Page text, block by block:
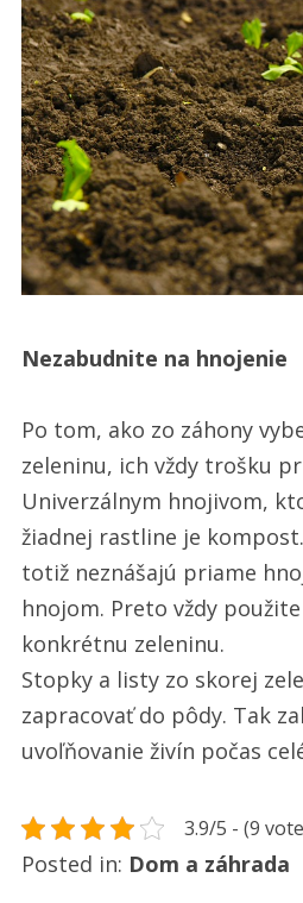
Nezabudnite na hnojenie
Po tom, ako zo záhony
zeleninu, ich vždy trošku
Univerzálnym hnojivom,
žiadnej rastline je
totiž neznášajú priame
hnojom. Preto vždy
konkrétnu zeleninu.
Stopky a listy zo skorej
zapracovať do pôdy. Tak
uvoľňovanie živín počas
3.9/5 - (9
Posted in: Dom a záhrada